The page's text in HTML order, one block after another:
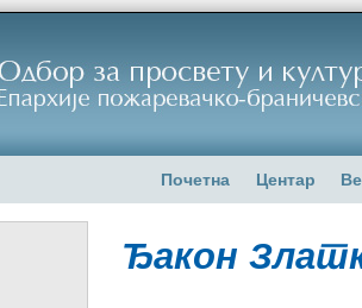
Почетна Центар
Ђакон